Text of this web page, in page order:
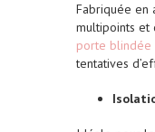
Fabriquée en
multipoints et
porte blindée
tentatives